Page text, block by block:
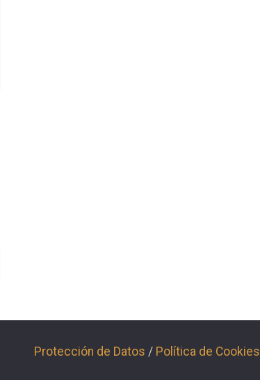
Protección de Datos / Política de Cookies